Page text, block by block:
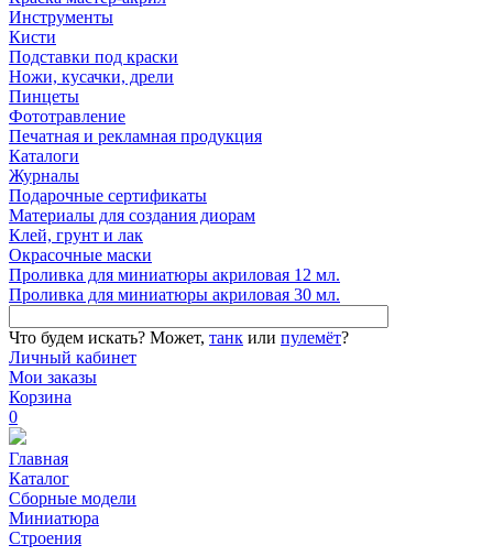
Инструменты
Кисти
Подставки под краски
Ножи, кусачки, дрели
Пинцеты
Фототравление
Печатная и рекламная продукция
Каталоги
Журналы
Подарочные сертификаты
Материалы для создания диорам
Клей, грунт и лак
Окрасочные маски
Проливка для миниатюры акриловая 12 мл.
Проливка для миниатюры акриловая 30 мл.
Что будем искать? Может, танк или пулемёт?
Личный кабинет
Мои заказы
Корзина
0
Главная
Каталог
Сборные модели
Миниатюра
Строения